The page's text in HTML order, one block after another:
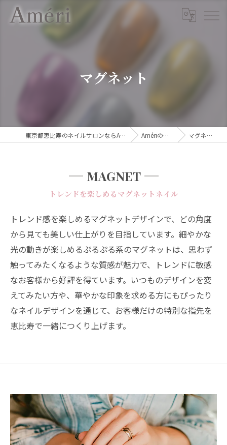
マグネット
東京都恵比寿のネイルサロンならAmeri Amériの特徴 マグネット
トレンドを楽しめるマグネットネイル
MAGNET
トレンド感を楽しめるマグネットデザインで、どの角度
から見ても美しい仕上がりを目指しています。細やかな
光の動きが楽しめるぷるぷる系のマグネットは、思わず
触ってみたくなるような質感が魅力で、トレンドに敏感
なお客様から好評を得ています。いつものデザインを変
えてみたい方や、華やかな印象を求める方にもぴったり
なネイルデザインを通じて、お客様だけの特別な指先を
恵比寿で一緒につくり上げます。